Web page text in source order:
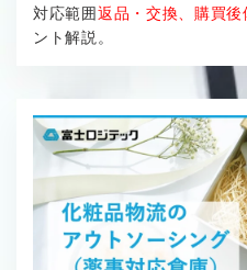
対応範囲返品・交換、購買後
ント解説。